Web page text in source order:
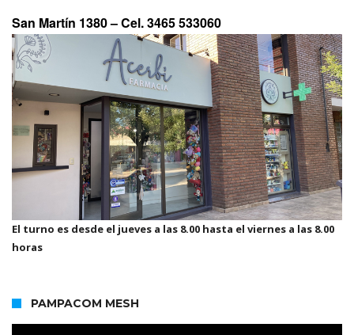
San Martín 1380 –Cel. 3465 533060
El turno es desde el jueves a las 8.00 hasta el viernes a las 8.00
horas
PAMPACOM MESH